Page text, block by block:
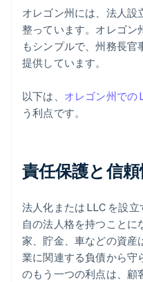
オレゴン州には、法人設
整っています。オレゴン
もシンプルで、州務長
提供しています。
以下は、 オレゴン州での
う利点です。
責任保護と信
法人化または LLC を設
自の法人格を持つこと
家、貯金、車などの資産
業に関連する負債から守
のもう一つの利点は、顧